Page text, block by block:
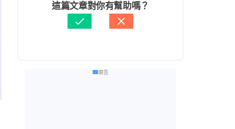
這篇文章對你有幫助嗎？
廣告